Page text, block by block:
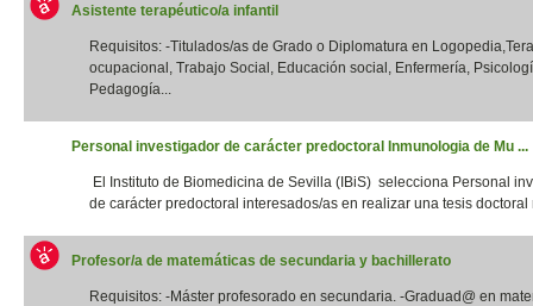
Asistente terapéutico/a infantil
Requisitos: -Titulados/as de Grado o Diplomatura en
ocupacional, Trabajo Social, Educación social, Enfermería,
Pedagogía...
Personal investigador de carácter predoctoral Inmunologia de Mu ...
El Instituto de Biomedicina de Sevilla (IBiS) selecciona Personal
de carácter predoctoral interesados/as en realizar una tesis doctoral
Profesor/a de matemáticas de secundaria y bachillerato
Requisitos: -Máster profesorado en secundaria. -Graduad@ en